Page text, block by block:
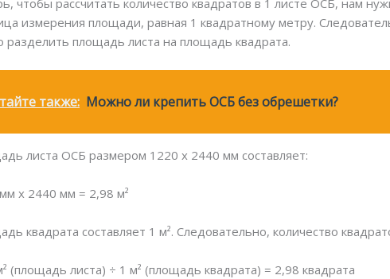
чтобы рассчитать количество квадратов в 1 листе ОСБ, нам
измерения площади, равная 1 квадратному метру.
разделить площадь листа на площадь квадрата.
также: Можно ли крепить ОСБ без обрешетки?
листа ОСБ размером 1220 х 2440 мм составляет:
х 2440 мм = 2,98 м²
квадрата составляет 1 м². Следовательно, количество
(площадь листа) ÷ 1 м² (площадь квадрата) = 2,98 квадрата